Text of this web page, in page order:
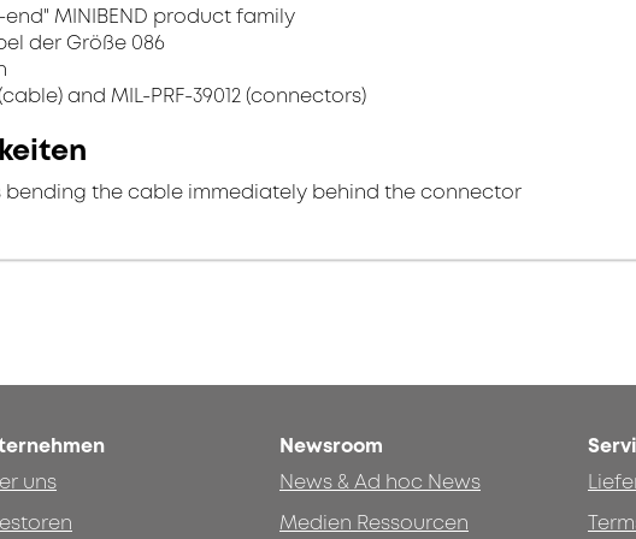
MINIBEND product family
der Größe 086
and MIL-PRF-39012 (connectors)
the cable immediately behind the connector
uns
Newsroom
News & Ad hoc News
Medien Ressourcen